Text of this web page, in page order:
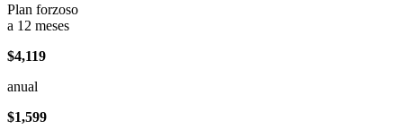
Plan forzoso
a 12 meses
$4,119
anual
$1,599